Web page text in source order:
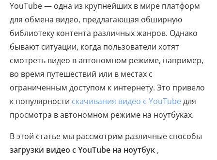
YouTube — одна из крупнейших в мире платформ
для обмена видео, предлагающая обширную
библиотеку контента различных жанров. Однако
бывают ситуации, когда пользователи хотят
смотреть видео в автономном режиме, например,
во время путешествий или в местах с
ограниченным доступом к интернету. Это привело
к популярности скачивания видео с YouTube для
просмотра в автономном режиме на ноутбуках.
В этой статье мы рассмотрим различные способы
загрузки видео с YouTube на ноутбук ,